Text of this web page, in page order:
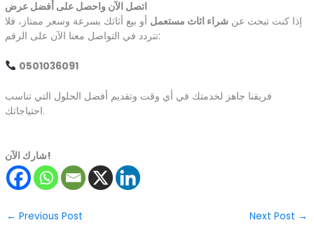
اتصل الآن واحصل على أفضل عرض
إذا كنت تبحث عن شراء اثاث مستعمل أو بيع أثاثك بسرعة وسعر ممتاز، فلا
تتردد في التواصل معنا الآن على الرقم:
0501036091
فريقنا جاهز لخدمتك في أي وقت وتقديم أفضل الحلول التي تناسب
احتياجاتك.
شارك الآن!
← Previous Post Next Post →